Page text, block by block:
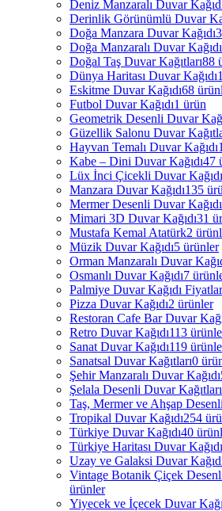
Deniz Manzaralı Duvar
Derinlik Görünümlü Duvar
Doğa Manzara Duvar Kağıdı
Doğa Manzaralı Duvar Kağıdı
Doğal Taş Duvar Kağıtları88
Dünya Haritası Duvar Kağıdı
Eskitme Duvar Kağıdı68
Futbol Duvar Kağıdı1 ürün
Geometrik Desenli Duvar
Güzellik Salonu Duvar
Hayvan Temalı Duvar Kağıdı
Kabe – Dini Duvar Kağıdı47
Lüx İnci Çicekli Duvar Kağıdı
Manzara Duvar Kağıdı135
Mermer Desenli Duvar Kağıdı
Mimari 3D Duvar Kağıdı31
Mustafa Kemal Atatürk2
Müzik Duvar Kağıdı5 ürünler
Orman Manzaralı Duvar
Osmanlı Duvar Kağıdı7
Palmiye Duvar Kağıdı
Pizza Duvar Kağıdı2 ürünler
Restoran Cafe Bar Duvar
Retro Duvar Kağıdı113
Sanat Duvar Kağıdı119
Sanatsal Duvar Kağıtları0
Şehir Manzaralı Duvar Kağıdı
Şelala Desenli Duvar Kağıtları
Taş, Mermer ve Ahşap
Tropikal Duvar Kağıdı254
Türkiye Duvar Kağıdı40
Türkiye Haritası Duvar Kağıdı
Uzay ve Galaksi Duvar
Vintage Botanik Çiçek
ürünler
Yiyecek ve İçecek Duvar